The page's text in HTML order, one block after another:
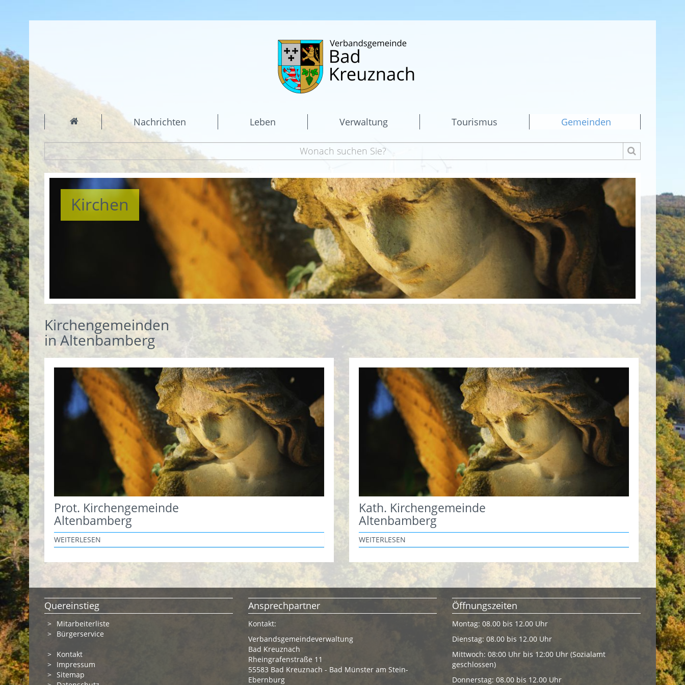
Nachrichten Leben Verwaltung Tourismus Gemeinden
Kirchen
Kirchengemeinden
in Altenbamberg
Prot. Kirchengemeinde
Altenbamberg
WEITERLESEN
Kath. Kirchengemeinde
Altenbamberg
WEITERLESEN
Quereinstieg
Mitarbeiterliste
Bürgerservice
Kontakt
Impressum
Sitemap
Ansprechpartner
Kontakt:
Verbandsgemeindeverwaltung
Bad Kreuznach
Rheingrafenstraße 11
55583 Bad Kreuznach - Bad Münster am Stein-
Ebernburg
Öffnungszeiten
Montag: 08.00 bis 12.00 Uhr
Dienstag: 08.00 bis 12.00 Uhr
Mittwoch: 08:00 Uhr bis 12:00 Uhr (Sozialamt
geschlossen)
Donnerstag: 08.00 bis 12.00 Uhr